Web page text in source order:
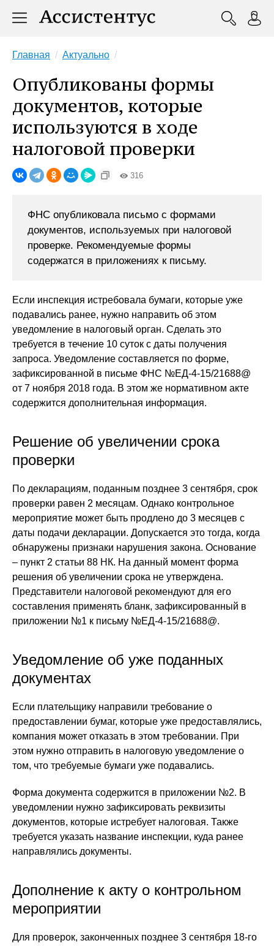
Главная Актуально
Опубликованы формы
документов, которые
используются в ходе
налоговой проверки
316
ФНС опубликовала письмо с формами
документов, используемых при налоговой
проверке. Рекомендуемые формы
содержатся в приложениях к письму.
Если инспекция истребовала бумаги, которые уже
подавались ранее, нужно направить об этом
уведомление в налоговый орган. Сделать это
требуется в течение 10 суток с даты получения
запроса. Уведомление составляется по форме,
зафиксированной в письме ФНС №ЕД-4-15/21688@
от 7 ноября 2018 года. В этом же нормативном акте
содержится дополнительная информация.
Решение об увеличении срока
проверки
По декларациям, поданным позднее 3 сентября, срок
проверки равен 2 месяцам. Однако контрольное
мероприятие может быть продлено до 3 месяцев с
даты подачи декларации. Допускается это тогда, когда
обнаружены признаки нарушения закона. Основание
– пункт 2 статьи 88 НК. На данный момент форма
решения об увеличении срока не утверждена.
Представители налоговой рекомендуют для его
составления применять бланк, зафиксированный в
приложении №1 к письму №ЕД-4-15/21688@.
Уведомление об уже поданных
документах
Если плательщику направили требование о
предоставлении бумаг, которые уже предоставлялись,
компания может отказать в этом требовании. При
этом нужно отправить в налоговую уведомление о
том, что требуемые бумаги уже подавались.
Форма документа содержится в приложении №2. В
уведомлении нужно зафиксировать реквизиты
документов, которые истребует налоговая. Также
требуется указать название инспекции, куда ранее
направлялись документы.
Дополнение к акту о контрольном
мероприятии
Для проверок, законченных позднее 3 сентября 18-го